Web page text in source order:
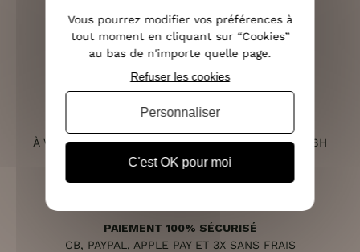
RETOURS SOUS 14 JOURS
(VOIR LES CONDITIONS)
À VOTRE ÉCOUTE DU LUNDI AU SAMEDI DE 10H À 18H
PAIEMENT 100% SÉCURISÉ
CB, PAYPAL, APPLE PAY ET 3X SANS FRAIS
Vous pourrez modifier vos préférences à
tout moment en cliquant sur “Cookies”
au bas de n'importe quelle page.
C'est OK pour moi
Refuser les cookies
Personnaliser